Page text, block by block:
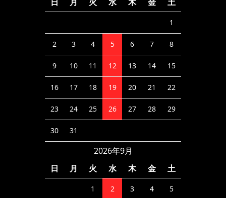
1
2 3 4 5 6 7 8
9 10 11 12 13 14 15
16 17 18 19 20 21 22
23 24 25 26 27 28 29
30 31
2026年9月
日
月 火 水 木 金 土
1 2 3 4 5